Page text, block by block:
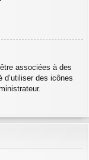
associées à des
des icônes